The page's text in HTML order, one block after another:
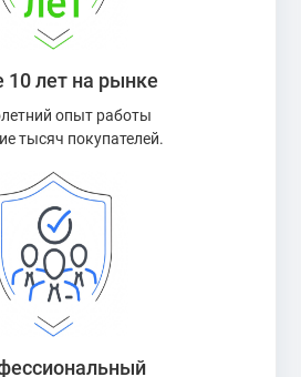
10 лет на рынке
опыт работы
тысяч покупателей.